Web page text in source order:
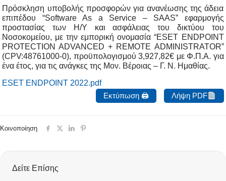
Πρόσκληση υποβολής προσφορών για ανανέωσης της άδεια
επιπέδου “Software As a Service – SAAS” εφαρμογής
προστασίας των Η/Υ και ασφάλειας του δικτύου του
Νοσοκομείου, με την εμπορική ονομασία “ESET ENDPOINT
PROTECTION ADVANCED + REMOTE ADMINISTRATOR”
(CPV:48761000-0), προϋπολογισμού 3,927,82€ με Φ.Π.Α. για
ένα έτος, για τις ανάγκες της Μον. Βέροιας – Γ. Ν. Ημαθίας.
ESET ENDPOINT 2022.pdf
Εκτύπωση 🖨
Λήψη PDF
Κοινοποίηση
Δείτε Επίσης